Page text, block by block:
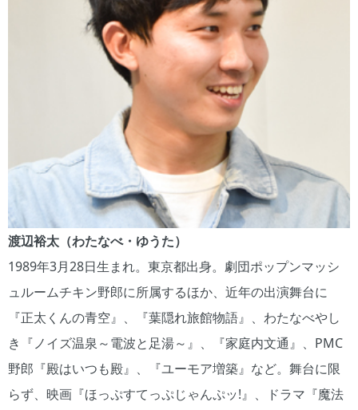
渡辺裕太（わたなべ・ゆうた）
1989年3月28日生まれ。東京都出身。劇団ポップンマッシ
ュルームチキン野郎に所属するほか、近年の出演舞台に
『正太くんの青空』、『葉隠れ旅館物語』、わたなべやし
き『ノイズ温泉～電波と足湯～』、『家庭内文通』、PMC
野郎『殿はいつも殿』、『ユーモア増築』など。舞台に限
らず、映画『ほっぷすてっぷじゃんぷッ!』、ドラマ『魔法